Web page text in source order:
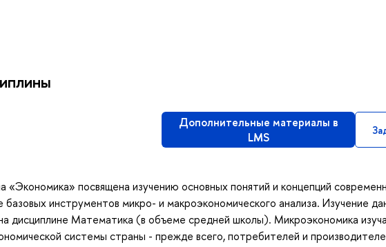
Дополнительные материалы в
LMS
«Экономика» посвящена изучению основных понятий и концепций
базовых инструментов микро- и макроэкономического анализа. Изучение
дисциплине Математика (в объеме средней школы). Микроэкономика
системы страны - прежде всего, потребителей и